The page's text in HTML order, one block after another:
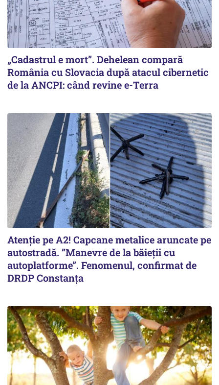
„Cadastrul e mort”. Dehelean compară
România cu Slovacia după atacul cibernetic
de la ANCPI: când revine e-Terra
Atenție pe A2! Capcane metalice aruncate pe
autostradă. ”Manevre de la băieții cu
autoplatforme”. Fenomenul, confirmat de
DRDP Constanța